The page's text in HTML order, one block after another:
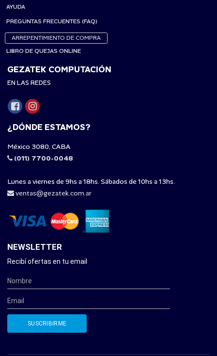
AYUDA
PREGUNTAS FRECUENTES (FAQ)
ARREPENTIMIENTO DE COMPRA
LIBRO DE QUEJAS ONLINE
GEZATEK COMPUTACIÓN
EN LAS REDES
¿DÓNDE ESTAMOS?
México 3080, CABA
(011) 7700-0048
Lunes a viernes de 9hs a 18hs. Sábados de 10hs a 13hs.
ventas@gezatek.com.ar
NEWSLETTER
Recibí ofertas en tu email